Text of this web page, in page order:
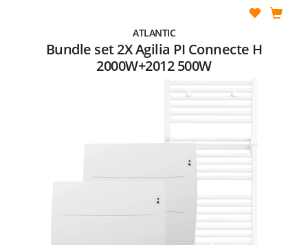
ATLANTIC
Bundle set 2X Agilia PI Connecte H
2000W+2012 500W